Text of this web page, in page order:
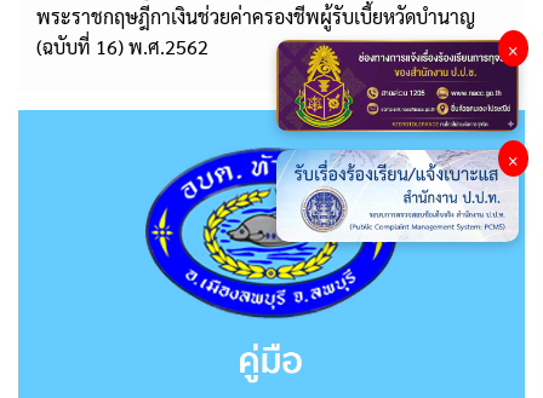
พระราชกฤษฎีกาเงินช่วยค่าครองชีพผู้รับเบี้ยหวัดบำนาญ
(ฉบับที่ 16) พ.ศ.2562
×
×